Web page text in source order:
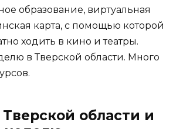
образование, виртуальная
карта, с помощью которой
ходить в кино и театры.
в Тверской области. Много
области и